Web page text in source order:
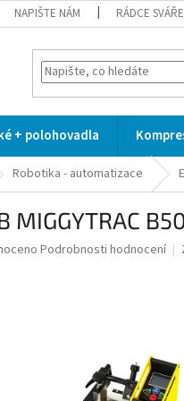
NAPIŠTE NÁM RÁDCE
+ polohovadla
Robotika - automatizace
MIGGYTRAC
Podrobnosti hodnocení